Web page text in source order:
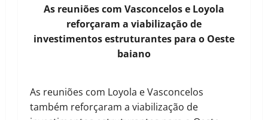
As reuniões com Vasconcelos e Loyola
reforçaram a viabilização de
investimentos estruturantes para o Oeste
baiano
As reuniões com Loyola e Vasconcelos
também reforçaram a viabilização de